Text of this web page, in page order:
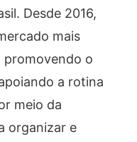
Desde 2016,
mais
promovendo o
a rotina
meio da
organizar e